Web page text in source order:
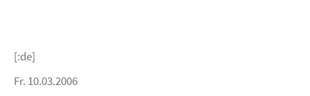
[:de]
Fr. 10.03.2006